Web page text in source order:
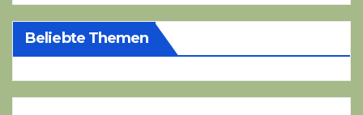
Beliebte Themen